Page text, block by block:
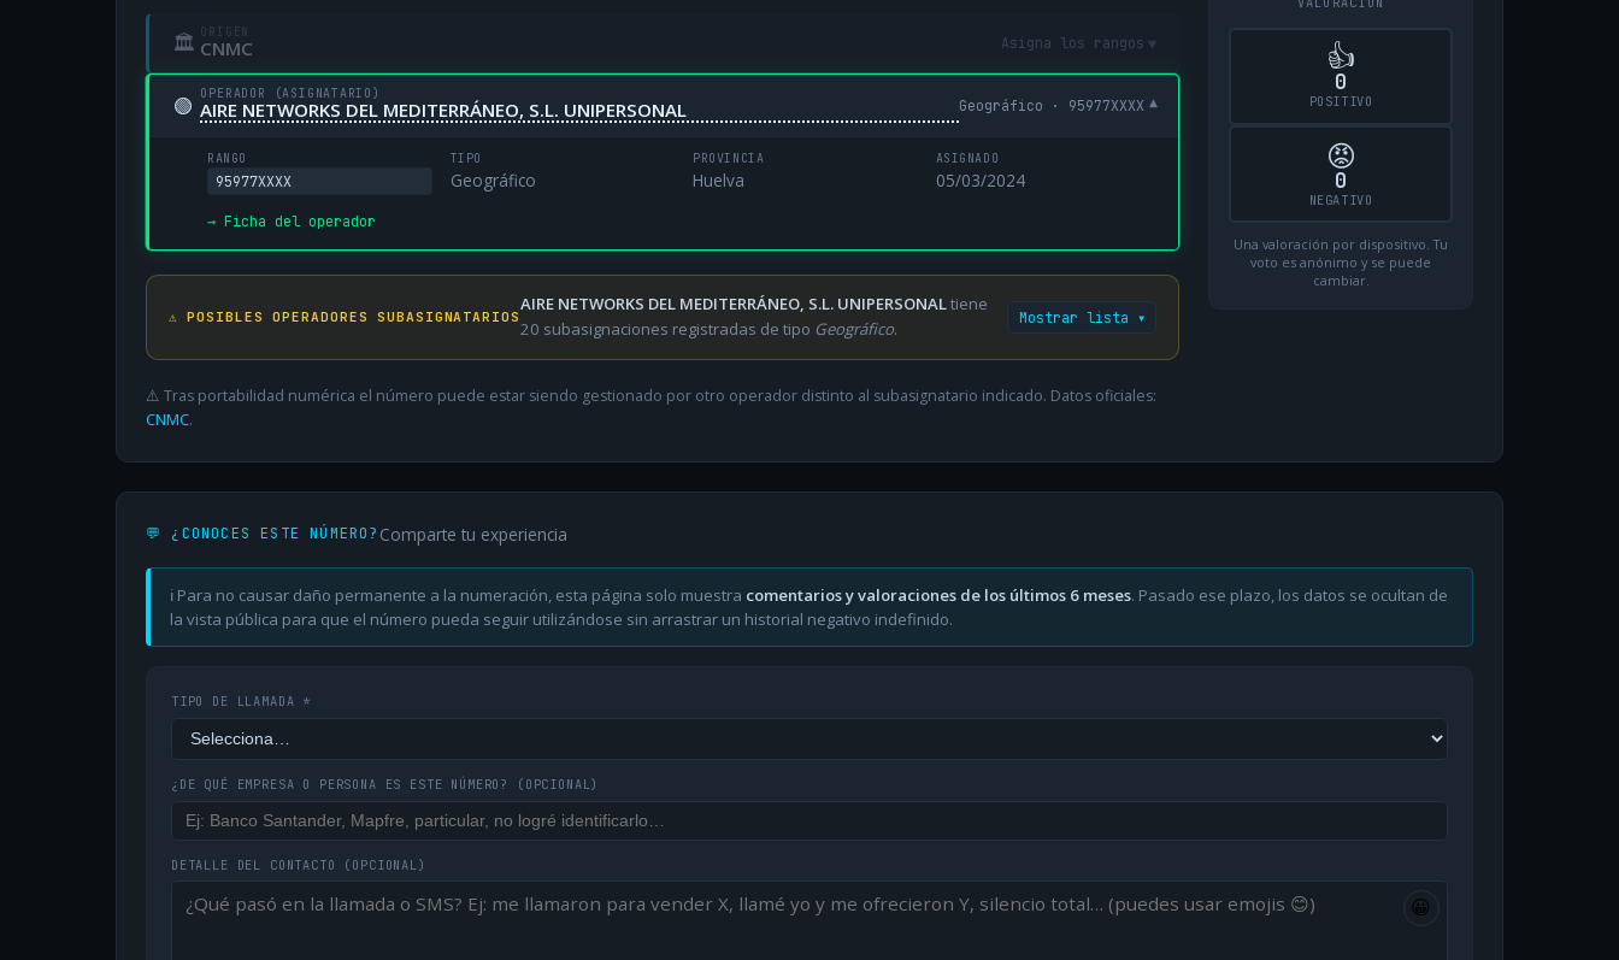
🏛 ORIGEN
CNMC Asigna los rangos ▾
🟢 OPERADOR (ASIGNATARIO)
AIRE NETWORKS DEL MEDITERRÁNEO, S.L. UNIPERSONAL Geográfico · 95977XXXX ▾
RANGO
95977XXXX
TIPO
Geográfico
PROVINCIA
Huelva
ASIGNADO
05/03/2024
→ Ficha del operador
⚠️ POSIBLES OPERADORES SUBASIGNATARIOS
AIRE NETWORKS DEL MEDITERRÁNEO, S.L. UNIPERSONALtiene
20 subasignaciones registradas de tipo Geográfico.
Mostrar lista ▾
⚠️ Tras portabilidad numérica el número puede estar siendo gestionado por otro operador distinto al subasignatario indicado. Datos oficiales:
CNMC.
👍
0
POSITIVO
😡
0
NEGATIVO
Una valoración por dispositivo. Tu
voto es anónimo y se puede
cambiar.
💬 ¿CONOCES ESTE NÚMERO? Comparte tu experiencia
ℹ️ Para no causar daño permanente a la numeración, esta página solo muestra comentarios y valoraciones de los últimos 6 meses. Pasado ese plazo, los datos se ocultan de
la vista pública para que el número pueda seguir utilizándose sin arrastrar un historial negativo indefinido.
TIPO DE LLAMADA *
¿DE QUÉ EMPRESA O PERSONA ES ESTE NÚMERO? (OPCIONAL)
DETALLE DEL CONTACTO (OPCIONAL)
😀